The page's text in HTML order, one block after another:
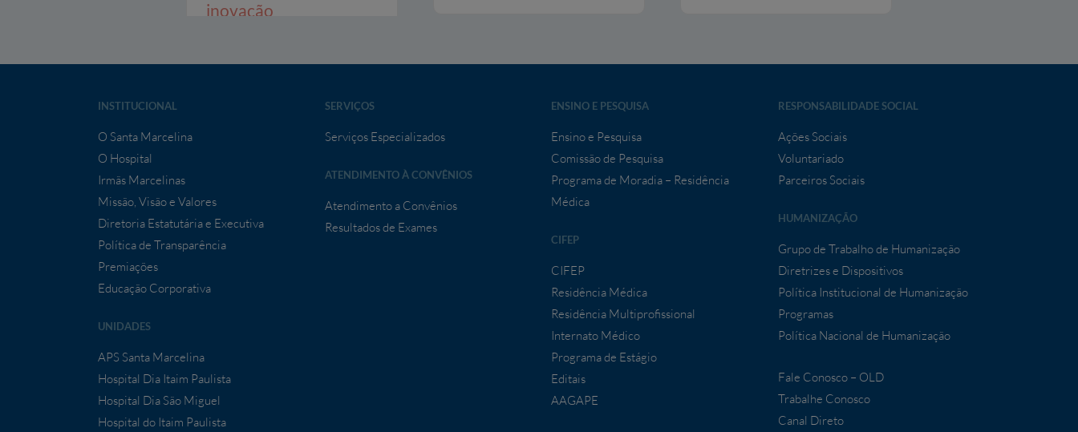
inovação
INSTITUCIONAL
O Santa Marcelina
O Hospital
Irmãs Marcelinas
Missão, Visão e Valores
Diretoria Estatutária e Executiva
Política de Transparência
Premiações
Educação Corporativa
UNIDADES
APS Santa Marcelina
Hospital Dia Itaim Paulista
Hospital Dia São Miguel
Hospital do Itaim Paulista
SERVIÇOS
Serviços Especializados
ATENDIMENTO À CONVÊNIOS
Atendimento a Convênios
Resultados de Exames
ENSINO E PESQUISA
Ensino e Pesquisa
Comissão de Pesquisa
Programa de Moradia – Residência
Médica
CIFEP
CIFEP
Residência Médica
Residência Multiprofissional
Internato Médico
Programa de Estágio
Editais
AAGAPE
RESPONSABILIDADE SOCIAL
Ações Sociais
Voluntariado
Parceiros Sociais
HUMANIZAÇÃO
Grupo de Trabalho de Humanização
Diretrizes e Dispositivos
Política Institucional de Humanização
Programas
Política Nacional de Humanização
Fale Conosco – OLD
Trabalhe Conosco
Canal Direto